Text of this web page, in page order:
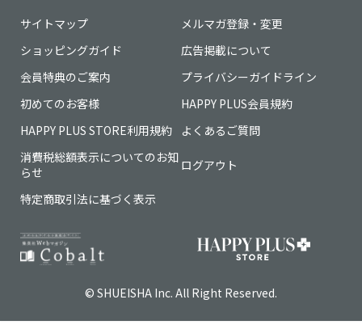
サイトマップ
メルマガ登録・変更
ショッピングガイド
広告掲載について
会員特典のご案内
プライバシーガイドライン
初めてのお客様
HAPPY PLUS会員規約
HAPPY PLUS STORE利用規約
よくあるご質問
消費税総額表示についてのお知
らせ
ログアウト
特定商取引法に基づく表示
© SHUEISHA Inc. All Right Reserved.